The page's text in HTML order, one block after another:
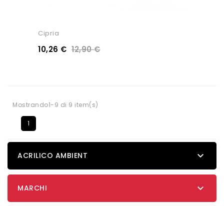
Cipria
10,26 € 12,90 €
Mostrando1-9 di 9 item(s)
1
ACRILICO AMBIENT 
MARCHI 